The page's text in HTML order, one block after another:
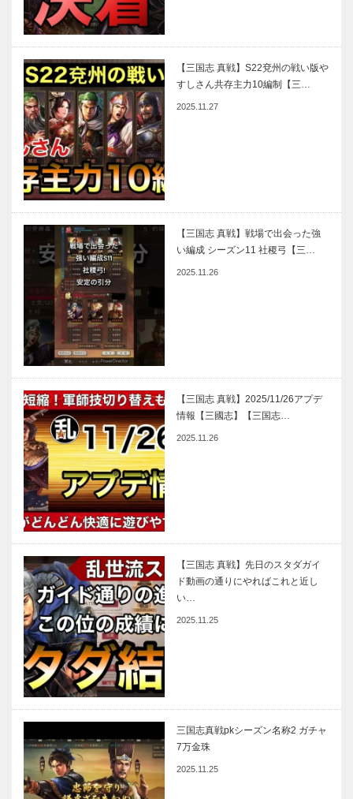
【三国志 真戦】S22兗州の戦い版や
すしさん共存主力10編制【三…
2025.11.27
【三国志 真戦】戦場で出会った強
い編成 シーズン11 社稷弓【三…
2025.11.26
【三国志 真戦】2025/11/26アプデ
情報【三國志】【三国志…
2025.11.26
【三国志 真戦】先日のスタダガイ
ド動画の通りにやればこれと近し
い…
2025.11.25
三国志真戦pkシーズン名称2 ガチャ
7万金珠
2025.11.25